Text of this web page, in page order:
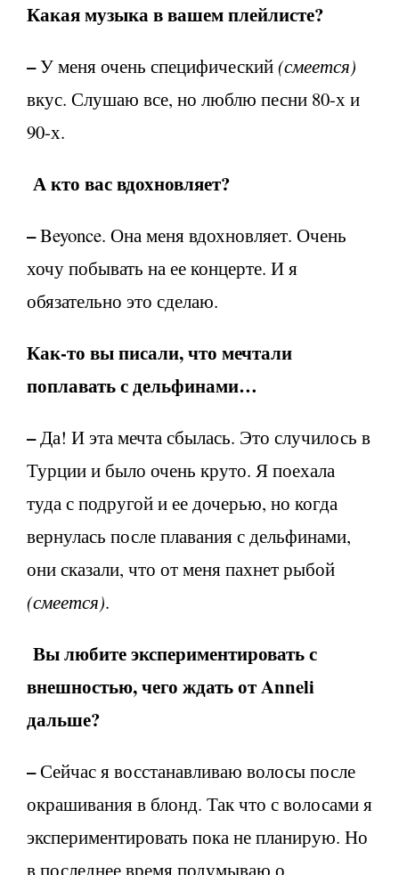
Какая музыка в вашем плейлисте?
–У меня очень специфический(смеется)
вкус. Слушаю все, но люблю песни 80-х и
90-х.
А кто вас вдохновляет?
–Beyonce. Она меня вдохновляет. Очень
хочу побывать на ее концерте. И я
обязательно это сделаю.
Как-то вы писали, что мечтали
поплавать с дельфинами…
–Да! И эта мечта сбылась. Это случилось в
Турции и было очень круто. Я поехала
туда с подругой и ее дочерью, но когда
вернулась после плавания с дельфинами,
они сказали, что от меня пахнет рыбой
(смеется).
Вы любите экспериментировать с
внешностью, чего ждать отAnneli
дальше?
–Сейчас я восстанавливаю волосы после
окрашивания в блонд. Так что с волосами я
экспериментировать пока не планирую. Но
в последнее время подумываю о